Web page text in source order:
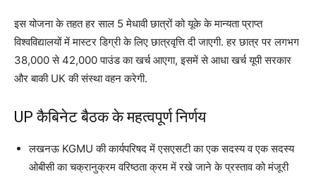
इस योजना के तहत हर साल 5 मेधावी छात्रों को यूके के मान्यता प्राप्त
विश्वविद्यालयों में मास्टर डिग्री के लिए छात्रवृत्ति दी जाएगी. हर छात्र पर लगभग
38,000 से 42,000 पाउंड का खर्च आएगा, इसमें से आधा खर्च यूपी सरकार
और बाकी UK की संस्था वहन करेगी.
UP कैबिनेट बैठक के महत्वपूर्ण निर्णय
लखनऊ KGMU की कार्यपरिषद में एसएसटी का एक सदस्य व एक सदस्य
ओबीसी का चक्रानुक्रम वरिष्ठता क्रम में रखे जाने के प्रस्ताव को मंजूरी